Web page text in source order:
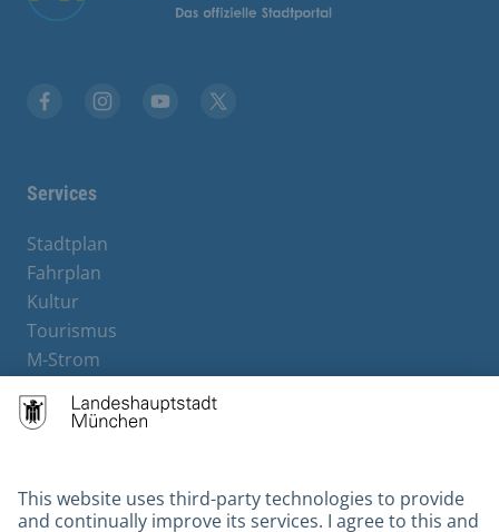
Services
Stadtplan
Fahrplan
Kultur
Tourismus
M-Strom
Hotels
Contact